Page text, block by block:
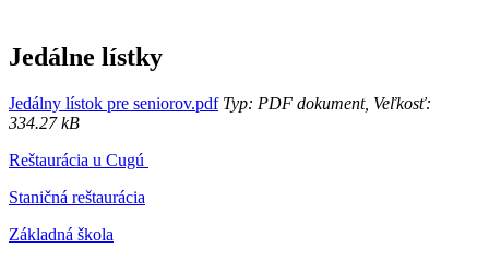
Jedálne lístky
Jedálny lístok pre seniorov.pdfTyp: PDF dokument, Veľkosť:
334.27 kB
Reštaurácia u Cugú
Staničná reštaurácia
Základná škola